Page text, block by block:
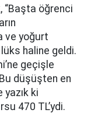
“Başta öğrenci
ve yoğurt
haline geldi.
geçişle
düşüşten en
ki
470 TL’ydi.